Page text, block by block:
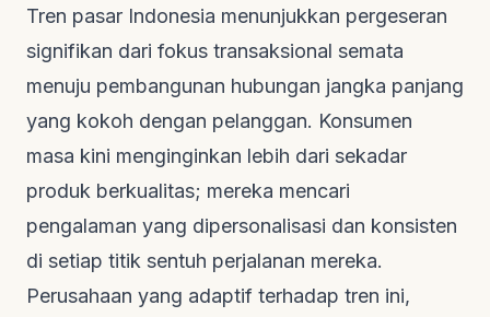
Tren pasar Indonesia menunjukkan pergeseran
signifikan dari fokus transaksional semata
menuju pembangunan hubungan jangka panjang
yang kokoh dengan pelanggan. Konsumen
masa kini menginginkan lebih dari sekadar
produk berkualitas; mereka mencari
pengalaman yang dipersonalisasi dan konsisten
di setiap titik sentuh perjalanan mereka.
Perusahaan yang adaptif terhadap tren ini,